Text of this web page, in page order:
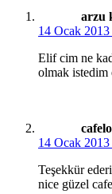
arzu
14 Ocak
Elif cim ne
olmak
14 Ocak
Teşekkür
nice güzel